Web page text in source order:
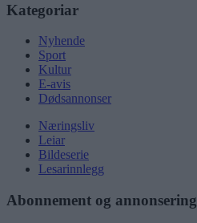
Kategoriar
Nyhende
Sport
Kultur
E-avis
Dødsannonser
Næringsliv
Leiar
Bildeserie
Lesarinnlegg
Abonnement og annonsering